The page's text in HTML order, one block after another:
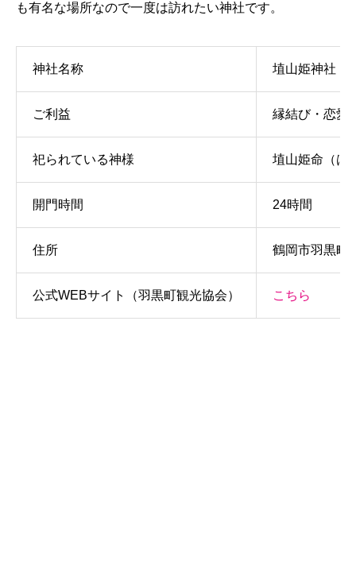
も有名な場所なので一度は訪れたい神社です。
神社名称 埴山姫神社（
ご利益 縁結び・恋愛
祀られている神様 埴山姫命（は
開門時間 24時間
住所 鶴岡市羽黒町
公式WEBサイト（羽黒町観光協会） こちら